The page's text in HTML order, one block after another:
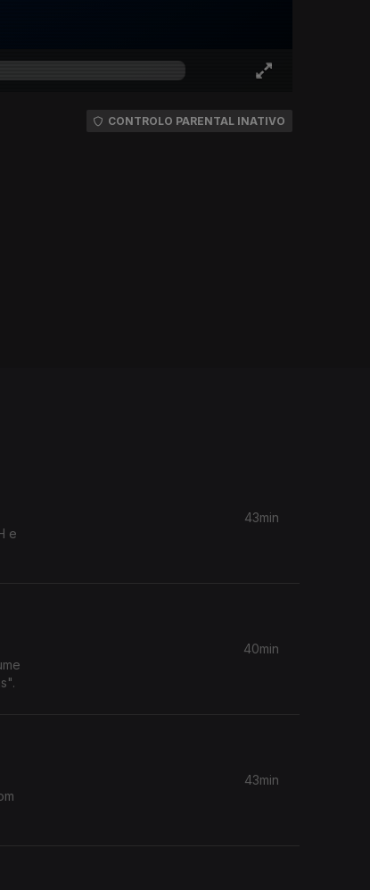
CONTROLO PARENTAL INATIVO
e
43min
40min
43min